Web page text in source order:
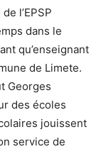
l’EPSP
dans le
qu’enseignant
de Limete.
Georges
des écoles
jouissent
service de